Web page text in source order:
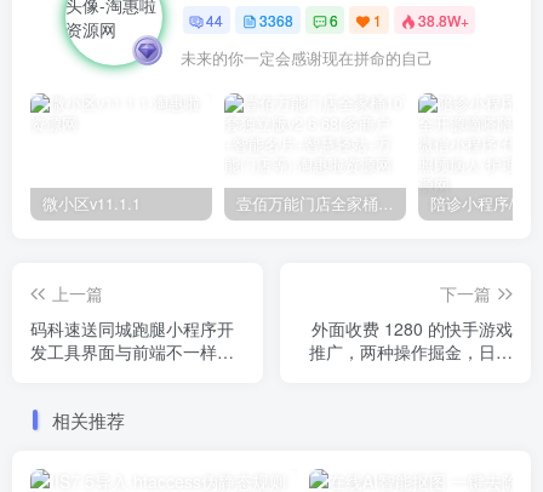
44 3368 6 1 38.8W+
未来的你一定会感谢现在拼命的自己
微小区v11.1.1 壹佰万能门店全家桶10套独立版v2.6.68(​多商户+智能名片+智慧轻站+万能门店等)
上一篇
码科速送同城跑腿小程序开
发工具界面与前端不一样解
下一篇
外面收费 1280 的快手游戏
推广，两种操作掘金，日撸
相关推荐